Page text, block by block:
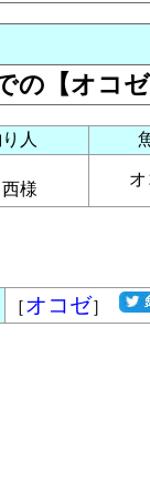
の【オコ
人
様
［オコゼ］